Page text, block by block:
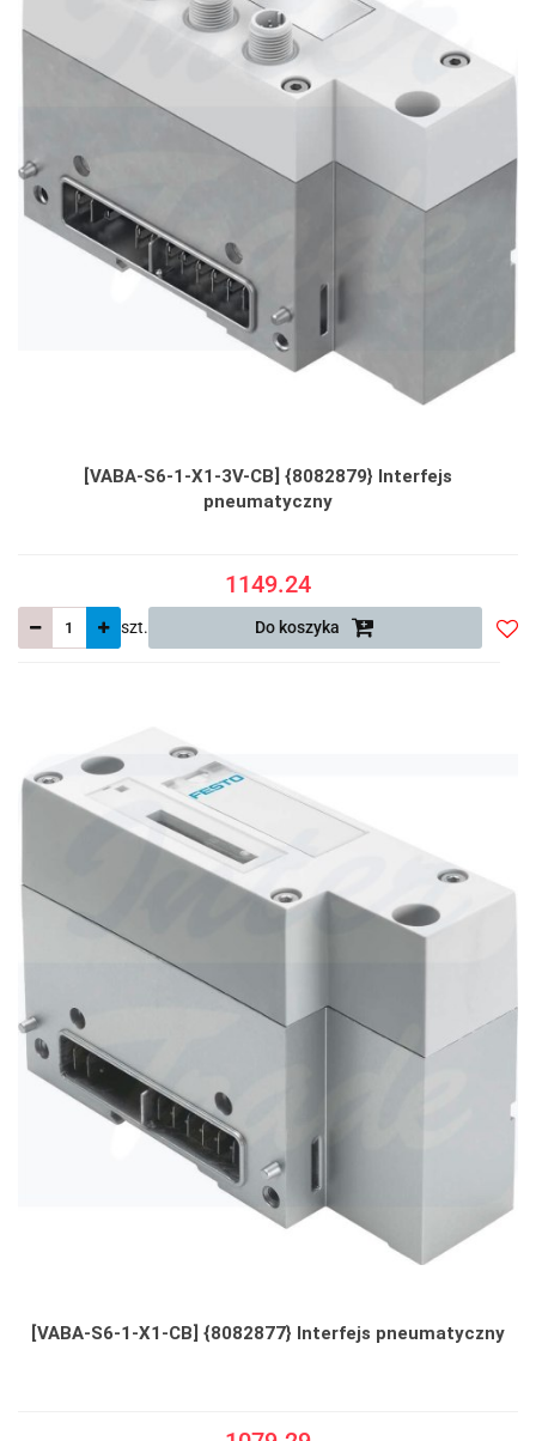
[VABA-S6-1-X1-3V-CB] {8082879} Interfejs
pneumatyczny
1149.24
szt. Do koszyka
[VABA-S6-1-X1-CB] {8082877} Interfejs pneumatyczny